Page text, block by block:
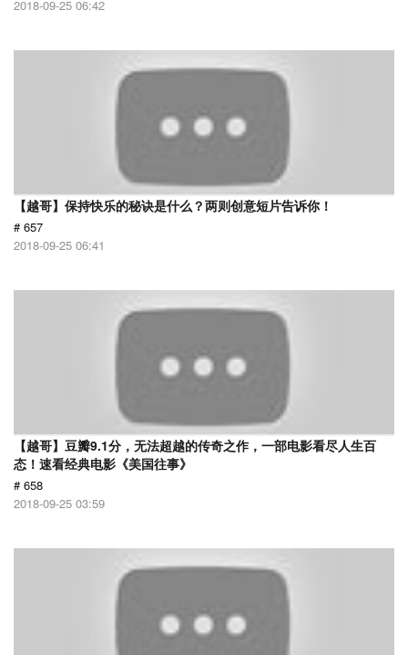
2018-09-25 06:42
【越哥】保持快乐的秘诀是什么？两则创意短片告诉你！
# 657
2018-09-25 06:41
【越哥】豆瓣9.1分，无法超越的传奇之作，一部电影看尽人生百
态！速看经典电影《美国往事》
# 658
2018-09-25 03:59